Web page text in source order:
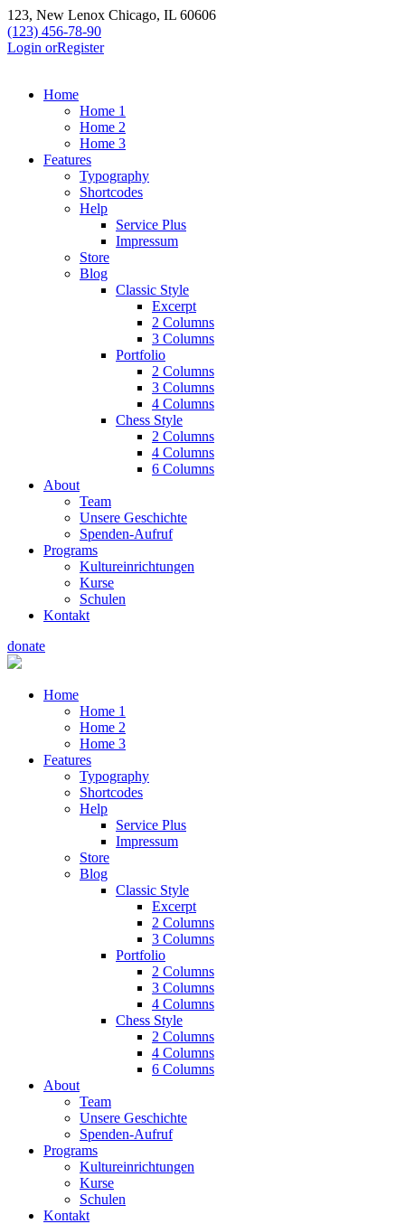
123, New Lenox Chicago, IL 60606
(123) 456-78-90
Login orRegister
Home
Home 1
Home 2
Home 3
Features
Typography
Shortcodes
Help
Service Plus
Impressum
Store
Blog
Classic Style
Excerpt
2 Columns
3 Columns
Portfolio
2 Columns
3 Columns
4 Columns
Chess Style
2 Columns
4 Columns
6 Columns
About
Team
Unsere Geschichte
Spenden-Aufruf
Programs
Kultureinrichtungen
Kurse
Schulen
Kontakt
donate
Home
Home 1
Home 2
Home 3
Features
Typography
Shortcodes
Help
Service Plus
Impressum
Store
Blog
Classic Style
Excerpt
2 Columns
3 Columns
Portfolio
2 Columns
3 Columns
4 Columns
Chess Style
2 Columns
4 Columns
6 Columns
About
Team
Unsere Geschichte
Spenden-Aufruf
Programs
Kultureinrichtungen
Kurse
Schulen
Kontakt